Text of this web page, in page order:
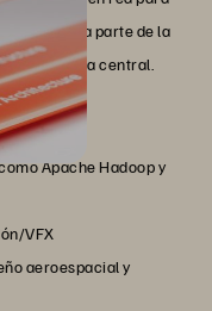
maneja una parte de la
a un sistema central.
Apache Hadoop y
VFX
aeroespacial y